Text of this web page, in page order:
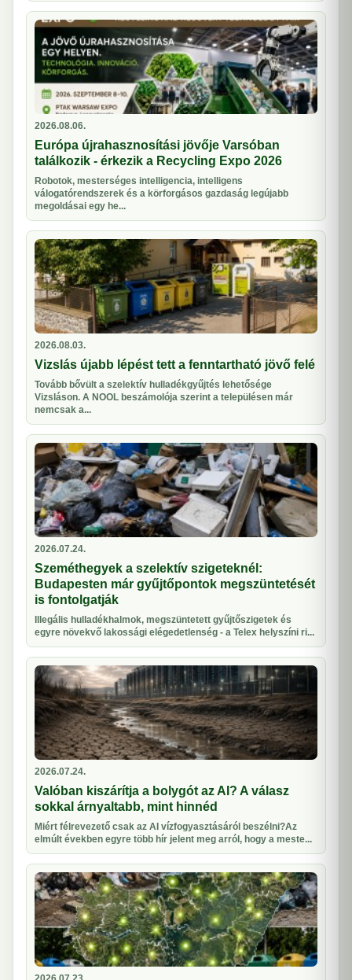
2026.08.06.
Európa újrahasznosítási jövője Varsóban
találkozik - érkezik a Recycling Expo 2026
Robotok, mesterséges intelligencia, intelligens
válogatórendszerek és a körforgásos gazdaság legújabb
megoldásai egy he...
2026.08.03.
Vizslás újabb lépést tett a fenntartható jövő felé
Tovább bővült a szelektív hulladékgyűjtés lehetősége
Vizsláson. A NOOL beszámolója szerint a településen már
nemcsak a...
2026.07.24.
Szeméthegyek a szelektív szigeteknél:
Budapesten már gyűjtőpontok megszüntetését
is fontolgatják
Illegális hulladékhalmok, megszüntetett gyűjtőszigetek és
egyre növekvő lakossági elégedetlenség - a Telex helyszíni ri...
2026.07.24.
Valóban kiszárítja a bolygót az AI? A válasz
sokkal árnyaltabb, mint hinnéd
Miért félrevezető csak az AI vízfogyasztásáról beszélni?Az
elmúlt években egyre több hír jelent meg arról, hogy a meste...